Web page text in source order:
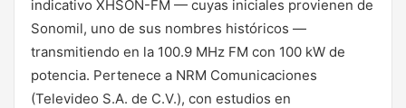
indicativo XHSON-FM — cuyas iniciales provienen de
Sonomil, uno de sus nombres históricos —
transmitiendo en la 100.9 MHz FM con 100 kW de
potencia. Pertenece a NRM Comunicaciones
(Televideo S.A. de C.V.), con estudios en